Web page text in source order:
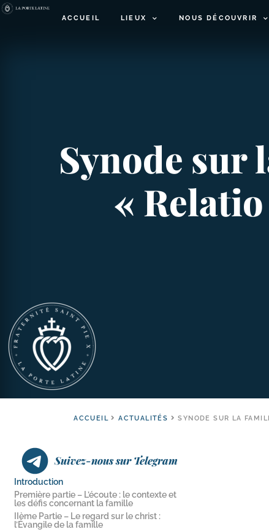
ACCUEIL LIEUX NOUS DÉCOUVRIR
Synode sur
«
ACCUEIL ACTUALITÉS SYNODE SUR LA
Suivez-nous sur Telegram
Introduction
Première partie – L’écoute : le contexte et
les défis concernant la famille
IIème Partie – Le regard sur le christ :
l’Évangile de la famille